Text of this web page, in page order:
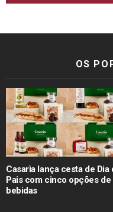
OS
Casarìa lança cesta de Dia
Pais com cinco opções de
bebidas